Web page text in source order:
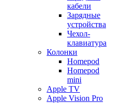
кабели
Зарядные
устройства
Чехол-
клавиатура
Колонки
Homepod
Homepod
mini
Apple TV
Apple Vision Pro